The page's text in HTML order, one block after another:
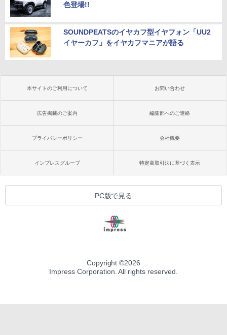
色登場!!
SOUNDPEATSのイヤカフ型イヤフォン「UU2
イヤーカフ」をイヤカフマニアが語る
本サイトのご利用について お問い合わせ
広告掲載のご案内 編集部へのご連絡
プライバシーポリシー 会社概要
インプレスグループ 特定商取引法に基づく表示
PC版で見る
Copyright ©2026
Impress Corporation. All rights reserved.